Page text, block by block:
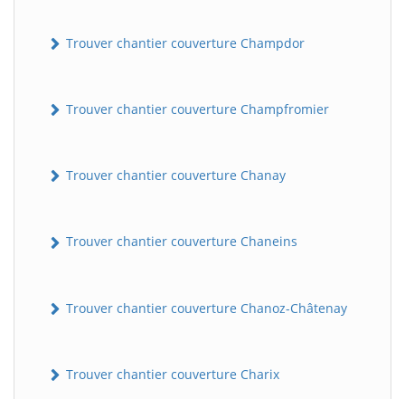
Trouver chantier couverture Champdor
Trouver chantier couverture Champfromier
Trouver chantier couverture Chanay
Trouver chantier couverture Chaneins
Trouver chantier couverture Chanoz-Châtenay
Trouver chantier couverture Charix